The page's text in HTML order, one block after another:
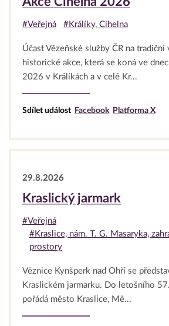
#Veřejná #Králíky, Cihelna
Účast Vězeňské služby ČR na
historické akce, která se koná ve
2026 v Králíkách a v celé Kr...
Sdílet událost Facebook Platforma X
29.8.2026
Kraslický jarmark
#Veřejná
#Kraslice, nám. T. G. Masaryka,
prostory
Věznice Kynšperk nad Ohří se
Kraslickém jarmarku. Do letošního
pořádá město Kraslice, Mě...